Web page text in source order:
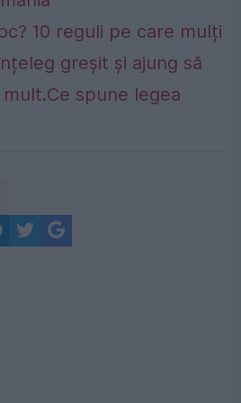
10 reguli pe care mulți
greșit și ajung să
spune legea